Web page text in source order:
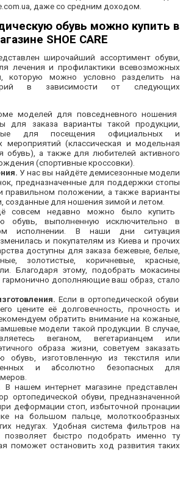
даже со средним доходом.
обувь можно купить в
SHOE CARE
широчайший ассортимент обуви,
лечения и профилактики всевозможных
которую можно условно разделить на
в зависимости от следующих
моделей для повседневного ношения
для заказа варианты такой продукции,
для посещения официальных и
мероприятий (классическая и модельная
обувь), а также для любителей активного
(спортивные кроссовки).
У нас вы найдёте демисезонные модели
предназначенные для поддержки стопы
правильном положении, а также варианты
созданные для ношения зимой и летом.
совсем недавно можно было купить
обувь, выполненную исключительно в
исполнении. В наши дни ситуация
и покупателям из Киева и прочих
доступны для заказа бежевые, белые,
золотистые, коричневые, красные,
Благодаря этому, подобрать мокасины
гармонично дополняющие ваш образ, стало
Если в ортопедической обуви
цените её долговечность, прочность и
обратить внимание на кожаные,
модели такой продукции. В случае,
веганом, вегетарианцем или
образа жизни, советуем заказать
обувь, изготовленную из текстиля или
и абсолютно безопасных для
В нашем интернет магазине представлен
ортопедической обуви, предназначенной
деформации стоп, избыточной пронации
на большом пальце, молоткообразных
недугах. Удобная система фильтров на
позволяет быстро подобрать именно ту
поможет остановить ход развития таких